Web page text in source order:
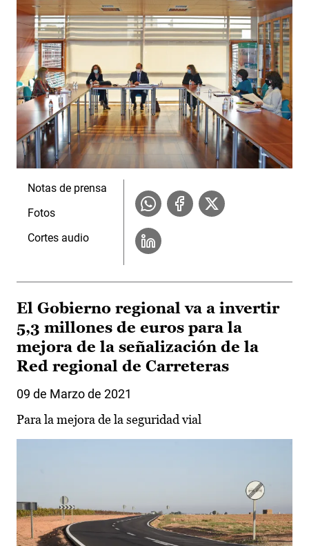
Notas de prensa
Fotos
Cortes audio
El Gobierno regional va a invertir
5,3 millones de euros para la
mejora de la señalización de la
Red regional de Carreteras
09 de Marzo de 2021
Para la mejora de la seguridad vial